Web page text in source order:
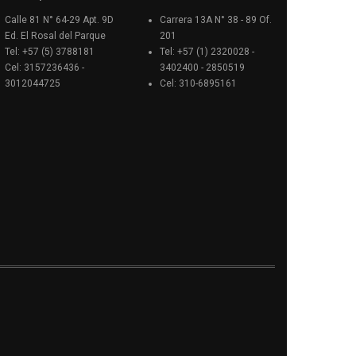
Calle 81 N° 64-29 Apt. 9D
Ed. El Rosal del Parque
Tel: +57 (5) 3788181
Cel: 3157236436 -
3012044725
Carrera 13A N° 38 - 89 Of.
201
Tel: +57 (1) 2320028 -
3402400 - 2850519
Cel: 310-6895161